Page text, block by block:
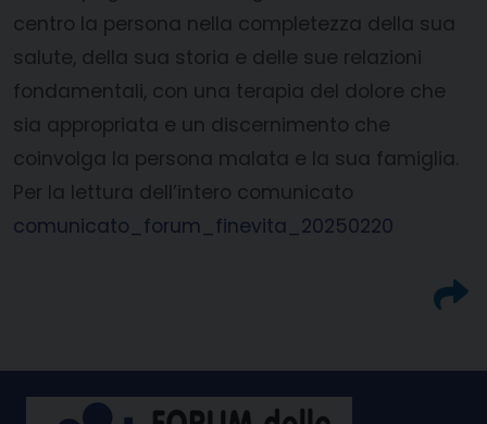
centro la persona nella completezza della sua
salute, della sua storia e delle sue relazioni
fondamentali, con una terapia del dolore che
sia appropriata e un discernimento che
coinvolga la persona malata e la sua famiglia.
Per la lettura dell’intero comunicato
comunicato_forum_finevita_20250220